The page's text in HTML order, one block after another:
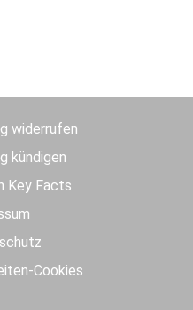
widerrufen
kündigen
Key Facts
Cookies